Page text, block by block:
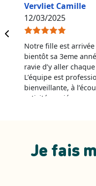
Vervliet Camille
12/03/2025
Notre fille est
bientôt sa 3eme
ravie d’y aller
L’équipe est
bienveillante, à
activités variées.
notre deuxième
Je fais